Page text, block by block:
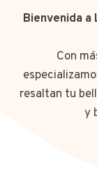
Bienvenida
Con
resaltan tu
y